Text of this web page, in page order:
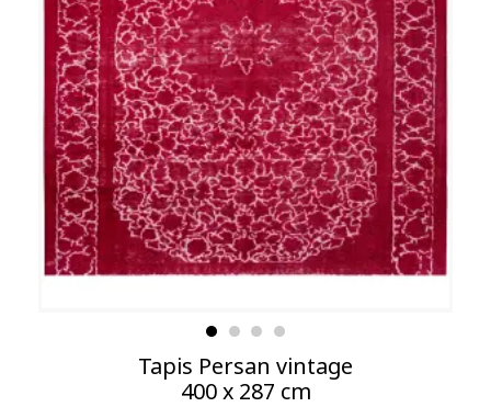
Tapis Persan vintage
400 x 287 cm